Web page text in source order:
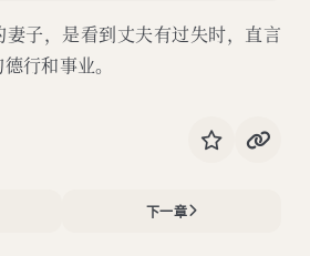
子，是看到丈夫有过失时，直言
行和事业。
下一章